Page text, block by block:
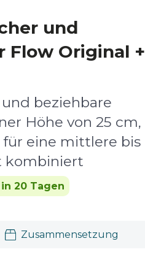
und
Flow Original +
beziehbare
Höhe von 25 cm,
eine mittlere bis
kombiniert
20 Tagen
Zusammensetzung